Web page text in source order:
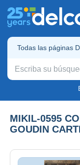
Todas las páginas
MIKIL-0595
GOUDIN